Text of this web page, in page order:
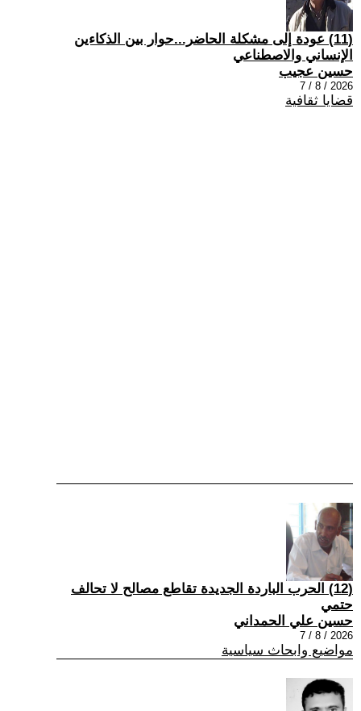
(11) عودة إلى مشكلة الحاضر...حوار بين الذكاءين
الإنساني والاصطناعي
حسين عجيب
2026 / 8 / 7
قضايا ثقافية
(12) الحرب الباردة الجديدة تقاطع مصالح لا تحالف
حتمي
حسين علي الحمداني
2026 / 8 / 7
مواضيع وابحاث سياسية